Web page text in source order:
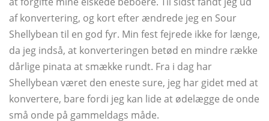
af konvertering, og kort efter ændrede jeg en Sour
Shellybean til en god fyr. Min fest fejrede ikke for længe,
​​da jeg indså, at konverteringen betød en mindre række
dårlige pinata at smække rundt. Fra i dag har
Shellybean været den eneste sure, jeg har gidet med at
konvertere, bare fordi jeg kan lide at ødelægge de onde
små onde på gammeldags måde.